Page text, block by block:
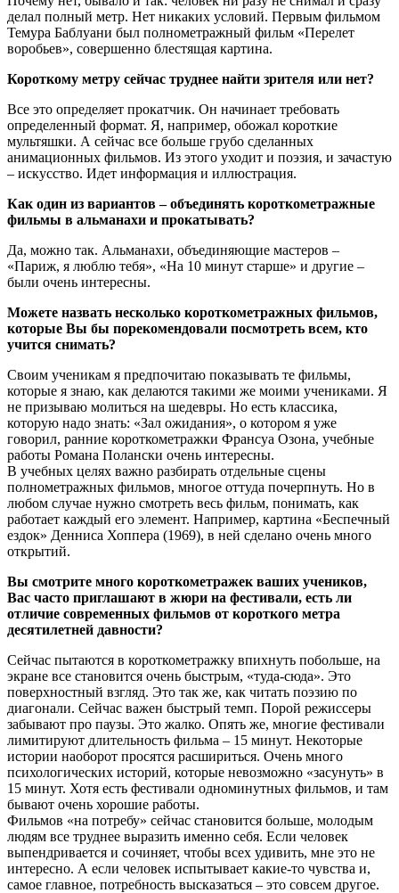
делал полный метр. Нет никаких условий. Первым фильмом
Темура Баблуани был полнометражный фильм «Перелет
воробьев», совершенно блестящая картина.
Короткому метру сейчас труднее найти зрителя или нет?
Все это определяет прокатчик. Он начинает требовать
определенный формат. Я, например, обожал короткие
мультяшки. А сейчас все больше грубо сделанных
анимационных фильмов. Из этого уходит и поэзия, и зачастую
– искусство. Идет информация и иллюстрация.
Как один из вариантов – объединять короткометражные
фильмы в альманахи и прокатывать?
Да, можно так. Альманахи, объединяющие мастеров –
«Париж, я люблю тебя», «На 10 минут старше» и другие –
были очень интересны.
Можете назвать несколько короткометражных фильмов,
которые Вы бы порекомендовали посмотреть всем, кто
учится снимать?
Своим ученикам я предпочитаю показывать те фильмы,
которые я знаю, как делаются такими же моими учениками. Я
не призываю молиться на шедевры. Но есть классика,
которую надо знать: «Зал ожидания», о котором я уже
говорил, ранние короткометражки Франсуа Озона, учебные
работы Романа Полански очень интересны.
В учебных целях важно разбирать отдельные сцены
полнометражных фильмов, многое оттуда почерпнуть. Но в
любом случае нужно смотреть весь фильм, понимать, как
работает каждый его элемент. Например, картина «Беспечный
ездок» Денниса Хоппера (1969), в ней сделано очень много
открытий.
Вы смотрите много короткометражек ваших учеников,
Вас часто приглашают в жюри на фестивали, есть ли
отличие современных фильмов от короткого метра
десятилетней давности?
Сейчас пытаются в короткометражку впихнуть побольше, на
экране все становится очень быстрым, «туда-сюда». Это
поверхностный взгляд. Это так же, как читать поэзию по
диагонали. Сейчас важен быстрый темп. Порой режиссеры
забывают про паузы. Это жалко. Опять же, многие фестивали
лимитируют длительность фильма – 15 минут. Некоторые
истории наоборот просятся расшириться. Очень много
психологических историй, которые невозможно «засунуть» в
15 минут. Хотя есть фестивали одноминутных фильмов, и там
бывают очень хорошие работы.
Фильмов «на потребу» сейчас становится больше, молодым
людям все труднее выразить именно себя. Если человек
выпендривается и сочиняет, чтобы всех удивить, мне это не
интересно. А если человек испытывает какие-то чувства и,
самое главное, потребность высказаться – это совсем другое.